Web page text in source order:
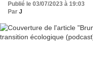
Publié le 03/07/2023 à 19:03
Par J